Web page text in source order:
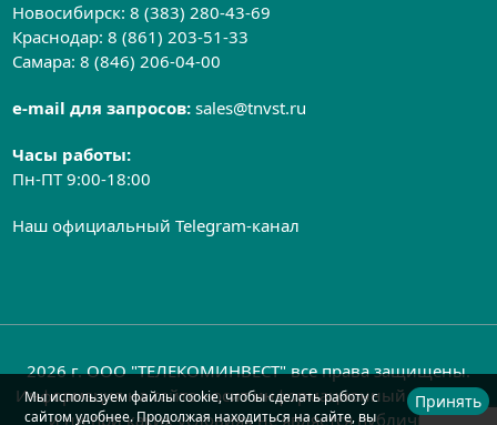
Новосибирск:8 (383) 280-43-69
Краснодар:8 (861) 203-51-33
Самара:8 (846) 206-04-00
e-mail для запросов:sales@tnvst.ru
Часы работы:
Пн-ПТ 9:00-18:00
Наш официальный Telegram-канал
2026 г. ООО "ТЕЛЕКОМИНВЕСТ" все права защищены.
Информация на сайте носит информационный характер
и ни при каких условиях не является публичной
Мы используем файлы cookie, чтобы сделать работу с
сайтом удобнее. Продолжая находиться на сайте, вы
Принять